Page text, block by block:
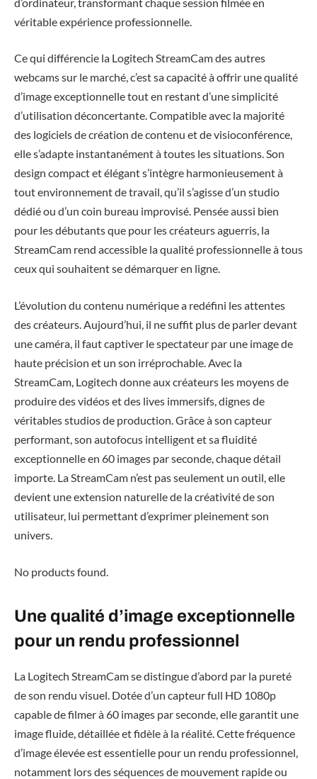
véritable expérience professionnelle.
Ce qui différencie la Logitech StreamCam des autres
webcams sur le marché, c’est sa capacité à offrir une qualité
d’image exceptionnelle tout en restant d’une simplicité
d’utilisation déconcertante. Compatible avec la majorité
des logiciels de création de contenu et de visioconférence,
elle s’adapte instantanément à toutes les situations. Son
design compact et élégant s’intègre harmonieusement à
tout environnement de travail, qu’il s’agisse d’un studio
dédié ou d’un coin bureau improvisé. Pensée aussi bien
pour les débutants que pour les créateurs aguerris, la
StreamCam rend accessible la qualité professionnelle à tous
ceux qui souhaitent se démarquer en ligne.
L’évolution du contenu numérique a redéfini les attentes
des créateurs. Aujourd’hui, il ne suffit plus de parler devant
une caméra, il faut captiver le spectateur par une image de
haute précision et un son irréprochable. Avec la
StreamCam, Logitech donne aux créateurs les moyens de
produire des vidéos et des lives immersifs, dignes de
véritables studios de production. Grâce à son capteur
performant, son autofocus intelligent et sa fluidité
exceptionnelle en 60 images par seconde, chaque détail
importe. La StreamCam n’est pas seulement un outil, elle
devient une extension naturelle de la créativité de son
utilisateur, lui permettant d’exprimer pleinement son
univers.
No products found.
Une qualité d’image exceptionnelle
pour un rendu professionnel
La Logitech StreamCam se distingue d’abord par la pureté
de son rendu visuel. Dotée d’un capteur full HD 1080p
capable de filmer à 60 images par seconde, elle garantit une
image fluide, détaillée et fidèle à la réalité. Cette fréquence
d’image élevée est essentielle pour un rendu professionnel,
notamment lors des séquences de mouvement rapide ou